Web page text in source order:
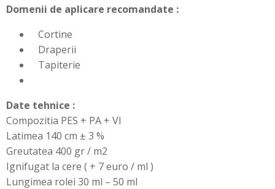
Domenii de aplicare recomandate :
Cortine
Draperii
Tapiterie
Date tehnice :
Compozitia PES + PA + VI
Latimea 140 cm ± 3 %
Greutatea 400 gr / m2
Ignifugat la cere ( + 7 euro / ml )
Lungimea rolei 30 ml – 50 ml